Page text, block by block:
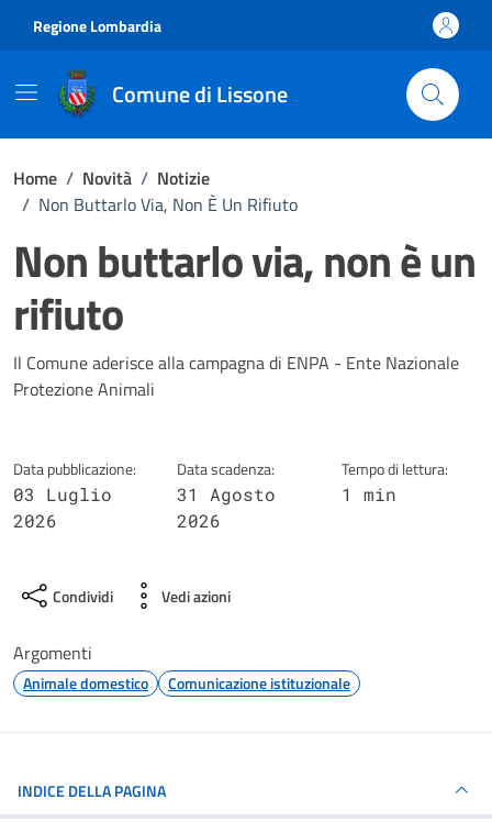
Regione Lombardia
Comune di Lissone
Home / Novità / Notizie
/ Non Buttarlo Via, Non È Un Rifiuto
Non buttarlo via, non è un
rifiuto
Dettagli della notizia
Il Comune aderisce alla campagna di ENPA - Ente Nazionale
Protezione Animali
Data pubblicazione:
03 Luglio
2026
Data scadenza:
31 Agosto
2026
Tempo di lettura:
1 min
Condividi Vedi azioni
Argomenti
Animale domestico Comunicazione istituzionale
INDICE DELLA PAGINA